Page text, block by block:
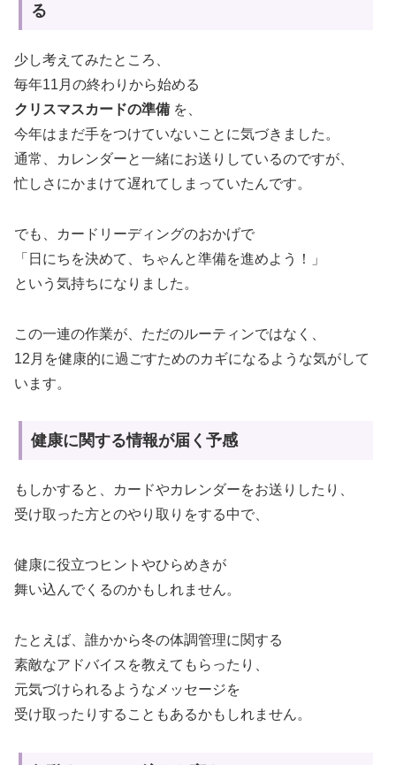
る
少し考えてみたところ、
毎年11月の終わりから始める
クリスマスカードの準備 を、
今年はまだ手をつけていないことに気づきました。
通常、カレンダーと一緒にお送りしているのですが、
忙しさにかまけて遅れてしまっていたんです。
でも、カードリーディングのおかげで
「日にちを決めて、ちゃんと準備を進めよう！」
という気持ちになりました。
この一連の作業が、ただのルーティンではなく、
12月を健康的に過ごすためのカギになるような気がして
います。
健康に関する情報が届く予感
もしかすると、カードやカレンダーをお送りしたり、
受け取った方とのやり取りをする中で、
健康に役立つヒントやひらめきが
舞い込んでくるのかもしれません。
たとえば、誰かから冬の体調管理に関する
素敵なアドバイスを教えてもらったり、
元気づけられるようなメッセージを
受け取ったりすることもあるかもしれません。